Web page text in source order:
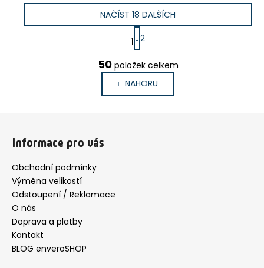
v
l
á
NAČÍST 18 DALŠÍCH
S
t
r
á
n
k
o
1 2
50položek celkem
NAHORU
Informace pro vás
Obchodní podmínky
Výměna velikostí
Odstoupení / Reklamace
O nás
Doprava a platby
Kontakt
BLOG enveroSHOP